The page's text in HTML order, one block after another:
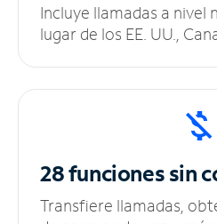
Incluye llamadas a nivel
lugar de los EE. UU.,
28 funciones sin
Transfiere llamadas,